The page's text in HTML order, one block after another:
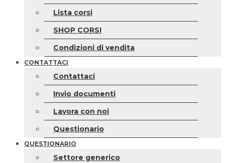
Lista corsi
SHOP CORSI
Condizioni di vendita
CONTATTACI
Contattaci
Invio documenti
Lavora con noi
Questionario
QUESTIONARIO
Settore generico